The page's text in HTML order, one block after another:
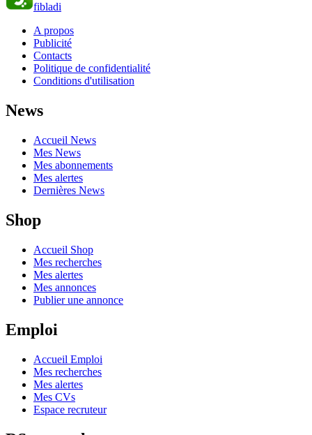
fibladi
A propos
Publicité
Contacts
Politique de confidentialité
Conditions d'utilisation
News
Accueil News
Mes News
Mes abonnements
Mes alertes
Dernières News
Shop
Accueil Shop
Mes recherches
Mes alertes
Mes annonces
Publier une annonce
Emploi
Accueil Emploi
Mes recherches
Mes alertes
Mes CVs
Espace recruteur